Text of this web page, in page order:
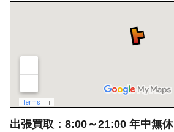
出張買取：8:00～21:00 年中無休